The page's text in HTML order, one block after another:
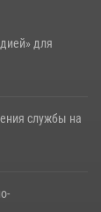
для
службы на